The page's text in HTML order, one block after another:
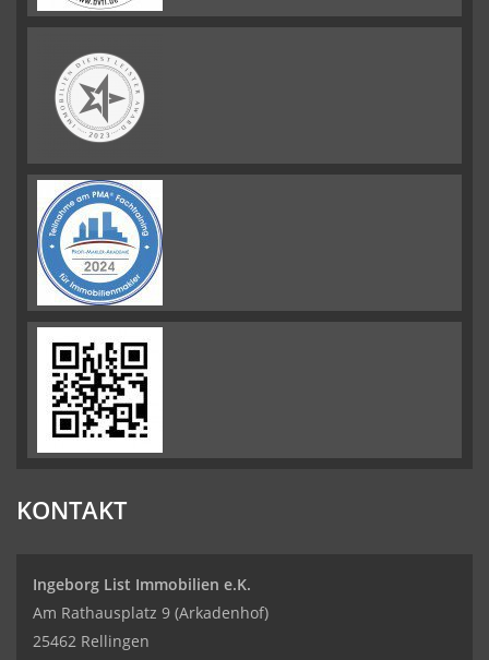
KONTAKT
Ingeborg List Immobilien e.K.
Am Rathausplatz 9 (Arkadenhof)
25462 Rellingen